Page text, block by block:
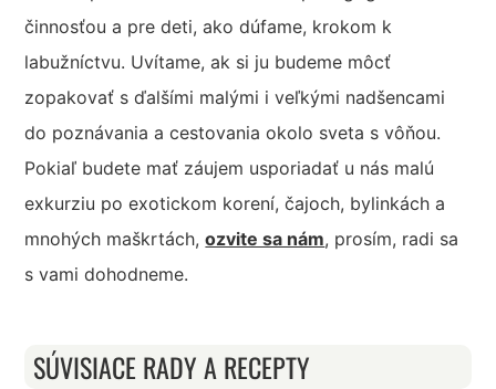
činnosťou a pre deti, ako dúfame, krokom k
labužníctvu. Uvítame, ak si ju budeme môcť
zopakovať s ďalšími malými i veľkými nadšencami
do poznávania a cestovania okolo sveta s vôňou.
Pokiaľ budete mať záujem usporiadať u nás malú
exkurziu po exotickom korení, čajoch, bylinkách a
mnohých maškrtách,ozvite sa nám, prosím, radi sa
s vami dohodneme.
SÚVISIACE RADY A RECEPTY